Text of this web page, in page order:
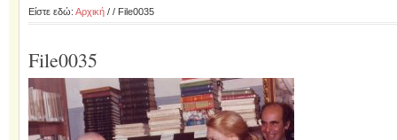
Είστε εδώ: Αρχική/ / File0035
File0035